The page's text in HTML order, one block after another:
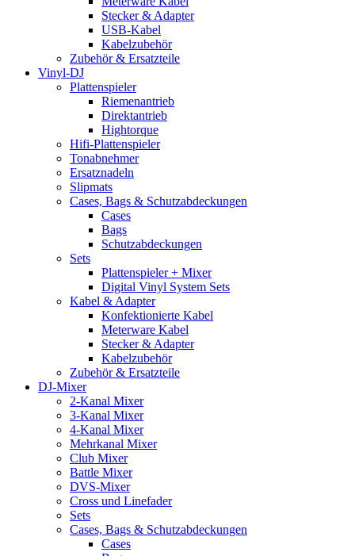
Stecker & Adapter
USB-Kabel
Kabelzubehör
Zubehör & Ersatzteile
Vinyl-DJ
Plattenspieler
Riemenantrieb
Direktantrieb
Hightorque
Hifi-Plattenspieler
Tonabnehmer
Ersatznadeln
Slipmats
Cases, Bags & Schutzabdeckungen
Cases
Bags
Schutzabdeckungen
Sets
Plattenspieler + Mixer
Digital Vinyl System Sets
Kabel & Adapter
Konfektionierte Kabel
Meterware Kabel
Stecker & Adapter
Kabelzubehör
Zubehör & Ersatzteile
DJ-Mixer
2-Kanal Mixer
3-Kanal Mixer
4-Kanal Mixer
Mehrkanal Mixer
Club Mixer
Battle Mixer
DVS-Mixer
Cross und Linefader
Sets
Cases, Bags & Schutzabdeckungen
Cases